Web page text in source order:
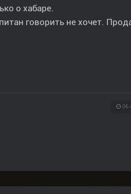
о хабаре.
говорить не хочет.
06